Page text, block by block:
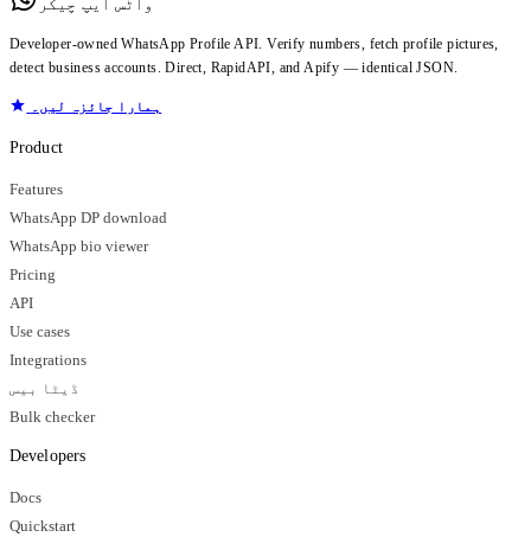
واٹس ایپ چیکر
Developer-owned WhatsApp Profile API. Verify numbers, fetch profile pictures,
detect business accounts. Direct, RapidAPI, and Apify — identical JSON.
ہمارا جائزہ لیں۔
Product
Features
WhatsApp DP download
WhatsApp bio viewer
Pricing
API
Use cases
Integrations
ڈیٹا بیس
Bulk checker
Developers
Docs
Quickstart